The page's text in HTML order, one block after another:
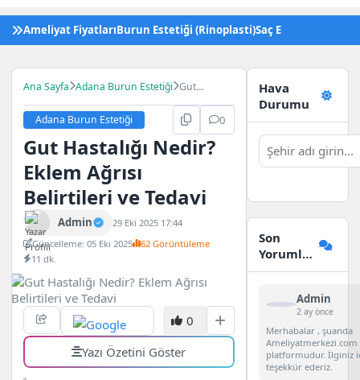
Ameliyat FiyatlarıBurun Estetiği (Rinoplasti)Saç Ekimi
Ana Sayfa Adana Burun Estetiği Gut
Nedir?
Eklem
Ağrısı
Belirtileri ve
Adana Burun Estetiği 0
Gut Hastalığı Nedir?
Eklem Ağrısı
Belirtileri ve Tedavi
Admin
29 Eki 2025 17:44
Güncelleme: 05 Eki 2025
62 Görüntüleme
11 dk.
0
Yazı Özetini Göster
Hava
Durumu
Son
Yorumlar
Admin
2 ay önce
Merhabalar , şuanda
platformudur. İlginiz
teşekkür ederiz.